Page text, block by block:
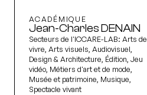
ACADÉMIQUE
Jean-Charles DENAIN
Secteurs de l'ICCARE-LAB: Arts de
vivre, Arts visuels, Audiovisuel,
Design & Architecture, Édition, Jeu
vidéo, Métiers d'art et de mode,
Musée et patrimoine, Musique,
Spectacle vivant